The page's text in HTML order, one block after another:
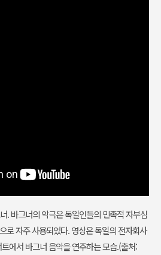
. 바그너의 악극은 독일인들의 민족적 자부심
로 자주 사용되었다. 영상은 독일의 전자회사
에서 바그너 음악을 연주하는 모습.(출처: